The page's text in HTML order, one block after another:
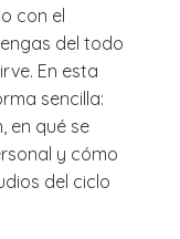
con el
del todo
En esta
sencilla:
en qué se
y cómo
del ciclo